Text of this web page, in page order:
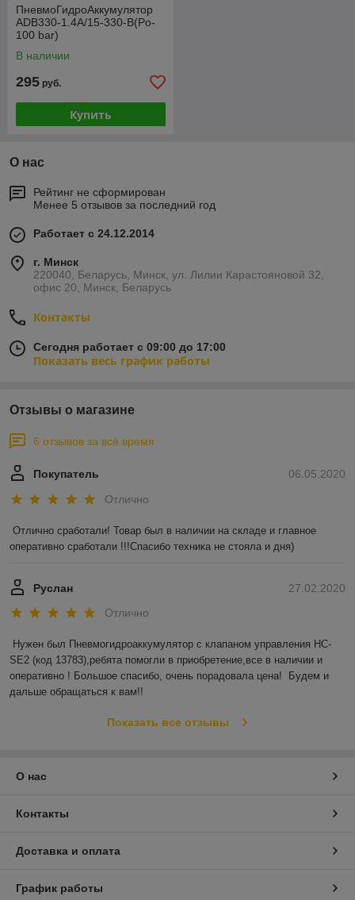
ПневмоГидроАккумулятор
ADB330-1.4А/15-330-В(Po-
100 bar)
В наличии
295 руб.
Купить
О нас
Рейтинг не сформирован
Менее 5 отзывов за последний год
Работает с 24.12.2014
г. Минск
220040, Беларусь, Минск, ул. Лилии Карастояновой 32,
офис 20, Минск, Беларусь
Контакты
Сегодня работает с 09:00 до 17:00
Показать весь график работы
Отзывы о магазине
6 отзывов за всё время
06.05.2020
Покупатель
Отлично
Отлично сработали! Товар был в наличии на складе и главное
оперативно сработали !!!Спасибо техника не стояла и дня)
27.02.2020
Руслан
Отлично
Нужен был Пневмогидроаккумулятор с клапаном управления HC-
SE2 (код 13783),ребята помогли в приобретение,все в наличии и
оперативно ! Большое спасибо, очень порадовала цена!  Будем и
дальше обращаться к вам!!
Показать все отзывы
О нас
Контакты
Доставка и оплата
График работы